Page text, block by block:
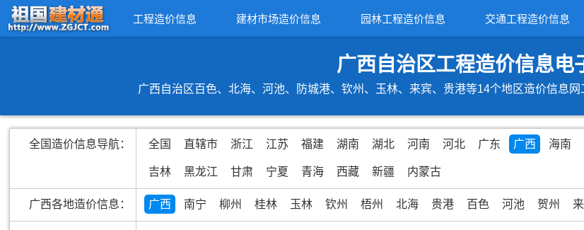
工程造价信息 建材市场造价信息 园林工程造价信息 交通工程造价信息
广西自治区工程造价信息电
广西自治区百色、北海、河池、防城港、钦州、玉林、来宾、贵港等14个地区造价信息
全国造价信息导航： 全国 直辖市 浙江 江苏 福建 湖南 湖北 河南 河北 广东 广西 海南
吉林 黑龙江 甘肃 宁夏 青海 西藏 新疆 内蒙古
广西各地造价信息： 广西 南宁 柳州 桂林 玉林 钦州 梧州 北海 贵港 百色 河池 贺州